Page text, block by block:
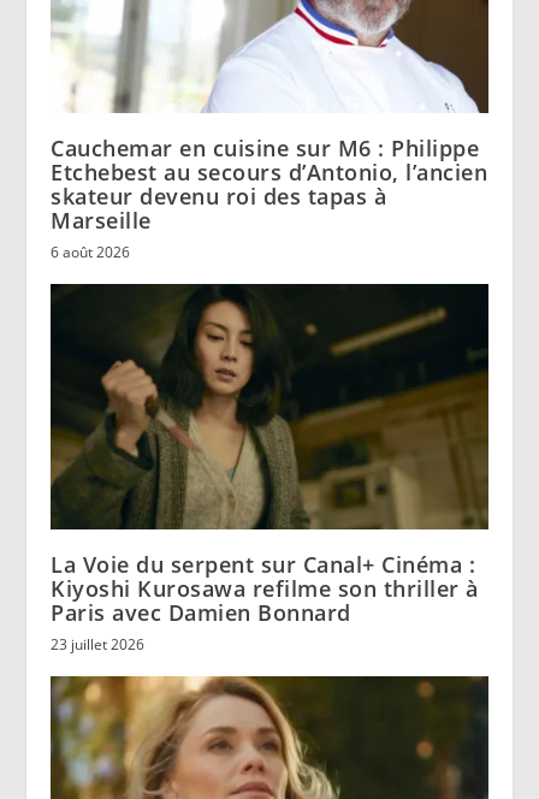
Cauchemar en cuisine sur M6 : Philippe
Etchebest au secours d’Antonio, l’ancien
skateur devenu roi des tapas à
Marseille
6 août 2026
La Voie du serpent sur Canal+ Cinéma :
Kiyoshi Kurosawa refilme son thriller à
Paris avec Damien Bonnard
23 juillet 2026